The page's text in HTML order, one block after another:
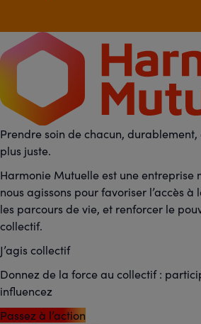
Prendre soin de chacun,
plus juste.
Harmonie Mutuelle est une entreprise
nous agissons pour favoriser l’accès
les parcours de vie, et renforcer le
collectif.
J’agis collectif
Donnez de la force au collectif :
influencez
Passez à l’action